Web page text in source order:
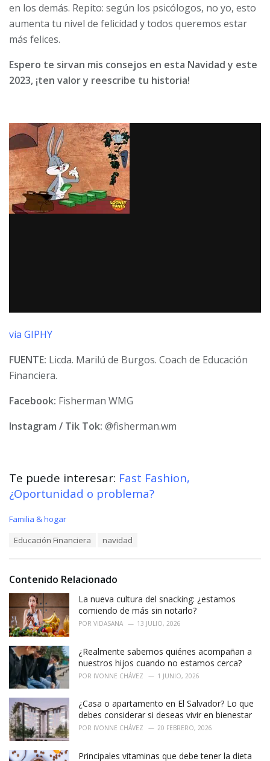
en los demás. Repito: según los psicólogos, no yo, esto
aumenta tu nivel de felicidad y todos queremos estar
más felices.
Espero te sirvan mis consejos en esta Navidad y este
2023, ¡ten valor y reescribe tu historia!
via GIPHY
FUENTE: Licda. Marilú de Burgos. Coach de Educación
Financiera.
Facebook: Fisherman WMG
Instagram / Tik Tok: @fisherman.wm
Te puede interesar: Fast Fashion,
¿Oportunidad o problema?
C
r
i
e
s
:
Familia & hogar
:
Educación Financiera navidad
Contenido Relacionado
La nueva cultura del snacking: ¿estamos
comiendo de más sin notarlo?
POR VIDASANA 13 JULIO, 2026
¿Realmente sabemos quiénes acompañan a
nuestros hijos cuando no estamos cerca?
POR IVONNE CHÁVEZ 1 JUNIO, 2026
¿Casa o apartamento en El Salvador? Lo que
debes considerar si deseas vivir en bienestar
POR IVONNE CHÁVEZ 20 FEBRERO, 2026
Principales vitaminas que debe tener la dieta